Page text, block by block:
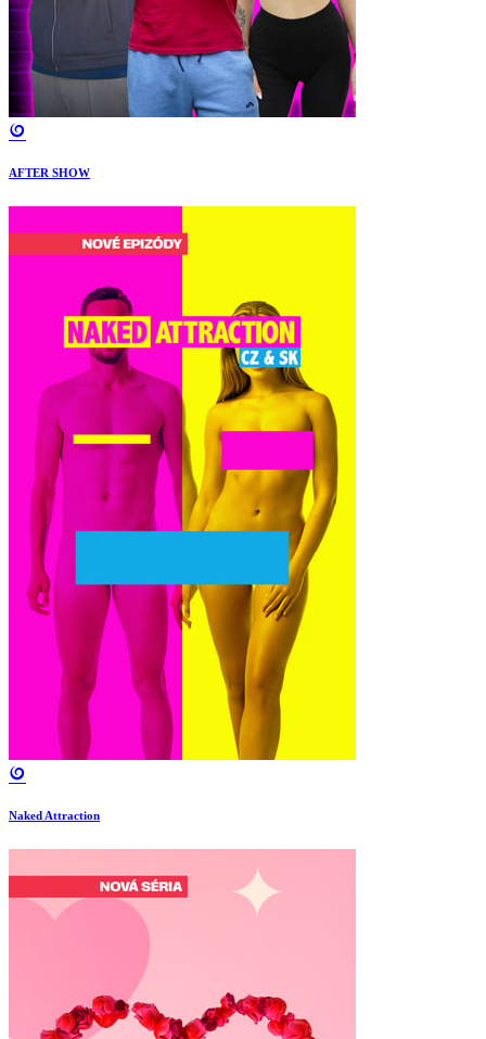
AFTER SHOW
Naked Attraction